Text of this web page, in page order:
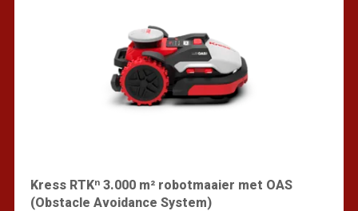
Kress RTKⁿ 3.000 m² robotmaaier met OAS
(Obstacle Avoidance System)